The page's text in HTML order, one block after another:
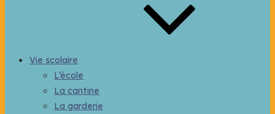
Vie scolaire
L’école
La cantine
La garderie